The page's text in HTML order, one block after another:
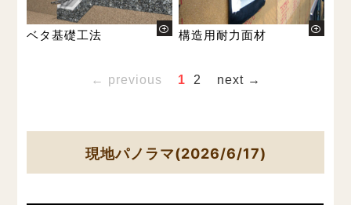
← previous 1 2 next →
ベタ基礎工法 構造用耐力面材
現地パノラマ(2026/6/17)